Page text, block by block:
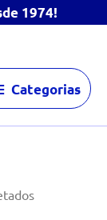
1974!
Categorias